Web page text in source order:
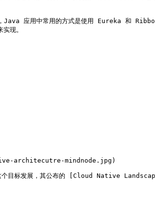
应用中常用的方式是使用 Eureka 和
现。
architecutre-mindnode.jpg)
个目标发展，其公布的 [Cloud Native